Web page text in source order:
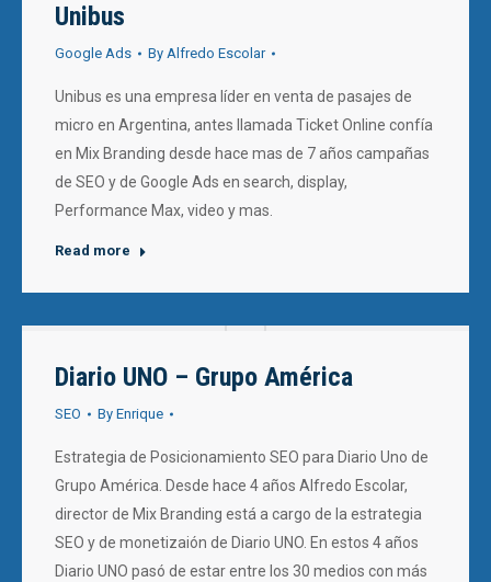
Unibus
Google Ads By Alfredo Escolar
Unibus es una empresa líder en venta de pasajes de
micro en Argentina, antes llamada Ticket Online confía
en Mix Branding desde hace mas de 7 años campañas
de SEO y de Google Ads en search, display,
Performance Max, video y mas.
Read more
Diario UNO – Grupo América
SEO By Enrique
Estrategia de Posicionamiento SEO para Diario Uno de
Grupo América. Desde hace 4 años Alfredo Escolar,
director de Mix Branding está a cargo de la estrategia
SEO y de monetizaión de Diario UNO. En estos 4 años
Diario UNO pasó de estar entre los 30 medios con más